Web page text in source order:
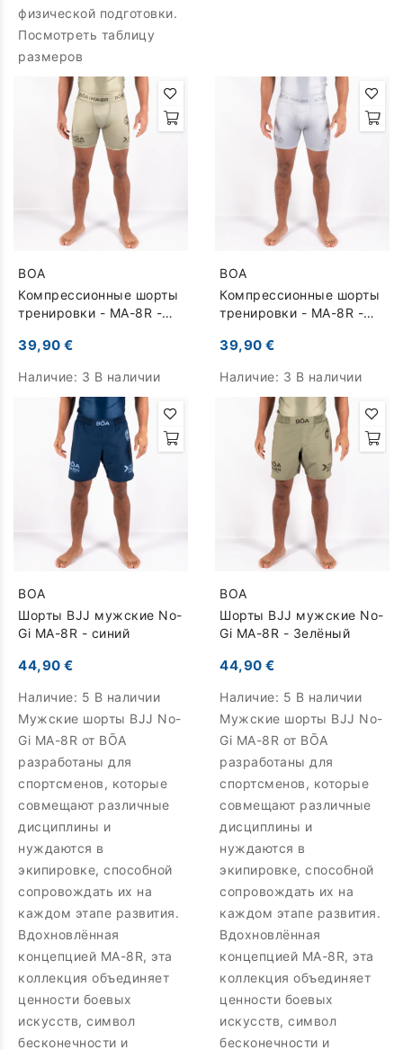
физической подготовки.
Посмотреть таблицу
размеров
BOA
Компрессионные шорты
тренировки - MA-8R -
39,90 €
Наличие: 3 В наличии
BOA
Компрессионные шорты
тренировки - MA-8R -
39,90 €
Наличие: 3 В наличии
BOA
Шорты BJJ мужские No-
Gi MA-8R - синий
44,90 €
Наличие: 5 В наличии
Мужские шорты BJJ No-
Gi MA-8R от BŌA
разработаны для
спортсменов, которые
совмещают различные
дисциплины и
нуждаются в
экипировке, способной
сопровождать их на
каждом этапе развития.
Вдохновлённая
концепцией MA-8R, эта
коллекция объединяет
ценности боевых
искусств, символ
бесконечности и
BOA
Шорты BJJ мужские No-
Gi MA-8R - Зелёный
44,90 €
Наличие: 5 В наличии
Мужские шорты BJJ No-
Gi MA-8R от BŌA
разработаны для
спортсменов, которые
совмещают различные
дисциплины и
нуждаются в
экипировке, способной
сопровождать их на
каждом этапе развития.
Вдохновлённая
концепцией MA-8R, эта
коллекция объединяет
ценности боевых
искусств, символ
бесконечности и